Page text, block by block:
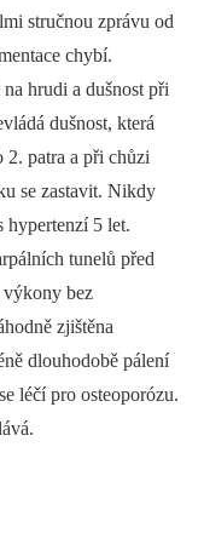
stručnou zprávu od
chybí.
hrudi a dušnost při
dušnost, která
2. patra a při chůzi
se zastavit. Nikdy
hypertenzí 5 let.
tunelů před
výkony bez
zjištěna
dlouhodobě pálení
léčí pro osteoporózu.